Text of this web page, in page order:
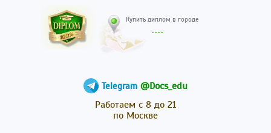
Telegram @Docs_edu
Работаем с 8 до 21
по Москве